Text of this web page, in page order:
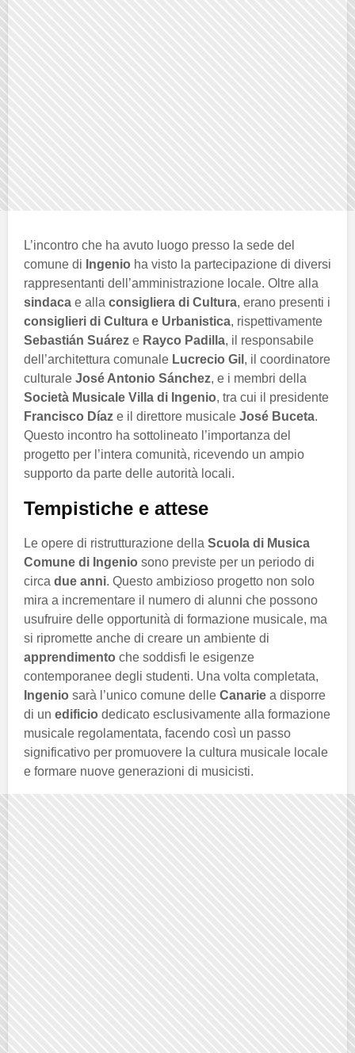
L’incontro che ha avuto luogo presso la sede del
comune di Ingenio ha visto la partecipazione di diversi
rappresentanti dell’amministrazione locale. Oltre alla
sindaca e alla consigliera di Cultura, erano presenti i
consiglieri di Cultura e Urbanistica, rispettivamente
Sebastián Suárez e Rayco Padilla, il responsabile
dell’architettura comunale Lucrecio Gil , il coordinatore
culturale José Antonio Sánchez, e i membri della
Società Musicale Villa di Ingenio, tra cui il presidente
Francisco Díaz e il direttore musicale José Buceta.
Questo incontro ha sottolineato l’importanza del
progetto per l’intera comunità, ricevendo un ampio
supporto da parte delle autorità locali.
Tempistiche e attese
Le opere di ristrutturazione della Scuola di Musica
Comune di Ingenio sono previste per un periodo di
circa due anni. Questo ambizioso progetto non solo
mira a incrementare il numero di alunni che possono
usufruire delle opportunità di formazione musicale, ma
si ripromette anche di creare un ambiente di
apprendimento che soddisfi le esigenze
contemporanee degli studenti. Una volta completata,
Ingenio sarà l’unico comune delle Canarie a disporre
di un edificio dedicato esclusivamente alla formazione
musicale regolamentata, facendo così un passo
significativo per promuovere la cultura musicale locale
e formare nuove generazioni di musicisti.